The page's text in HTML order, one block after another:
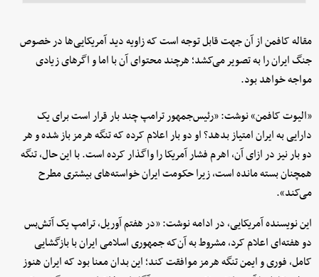
مقاله کافمن از آن جهت قابل توجه است که زاویه دید آمریکایی‌ها در خصوص
جنگ ایران را به تصویر می‌کشد؛ هرچند محتوای آن با اما و اگرهای زیادی
مواجه خواهد بود.
«الیوت کافمن» نوشت: «رئیس‌جمهور ترامپ چند بار قرار است برای یک
دارایی به ایران امتیاز بدهد؟ او دو بار اعلام کرده که تنگه هرمز باز شده و هر
دو بار نیز در ازای آن، اهرم فشار آمریکا را واگذار کرده است. با این حال، تنگه
همچنان بسته مانده است، زیرا حکومت ایران خواسته‌های بیشتری مطرح
می‌کند».
این نویسنده آمریکایی، در ادامه نوشت: «در هفتم آوریل، ترامپ یک آتش‌بس
دو هفته‌ای اعلام کرد، مشروط به آن‌که جمهوری اسلامی ایران با بازگشایی
کامل، فوری و ایمن تنگه هرمز موافقت کند؛ این بدان معنا بود که ایران هنوز